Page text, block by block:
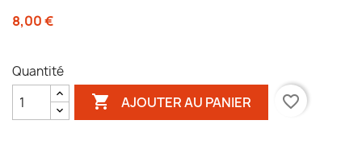
8,00 €
Quantité
 AJOUTER AU PANIER favorite_border